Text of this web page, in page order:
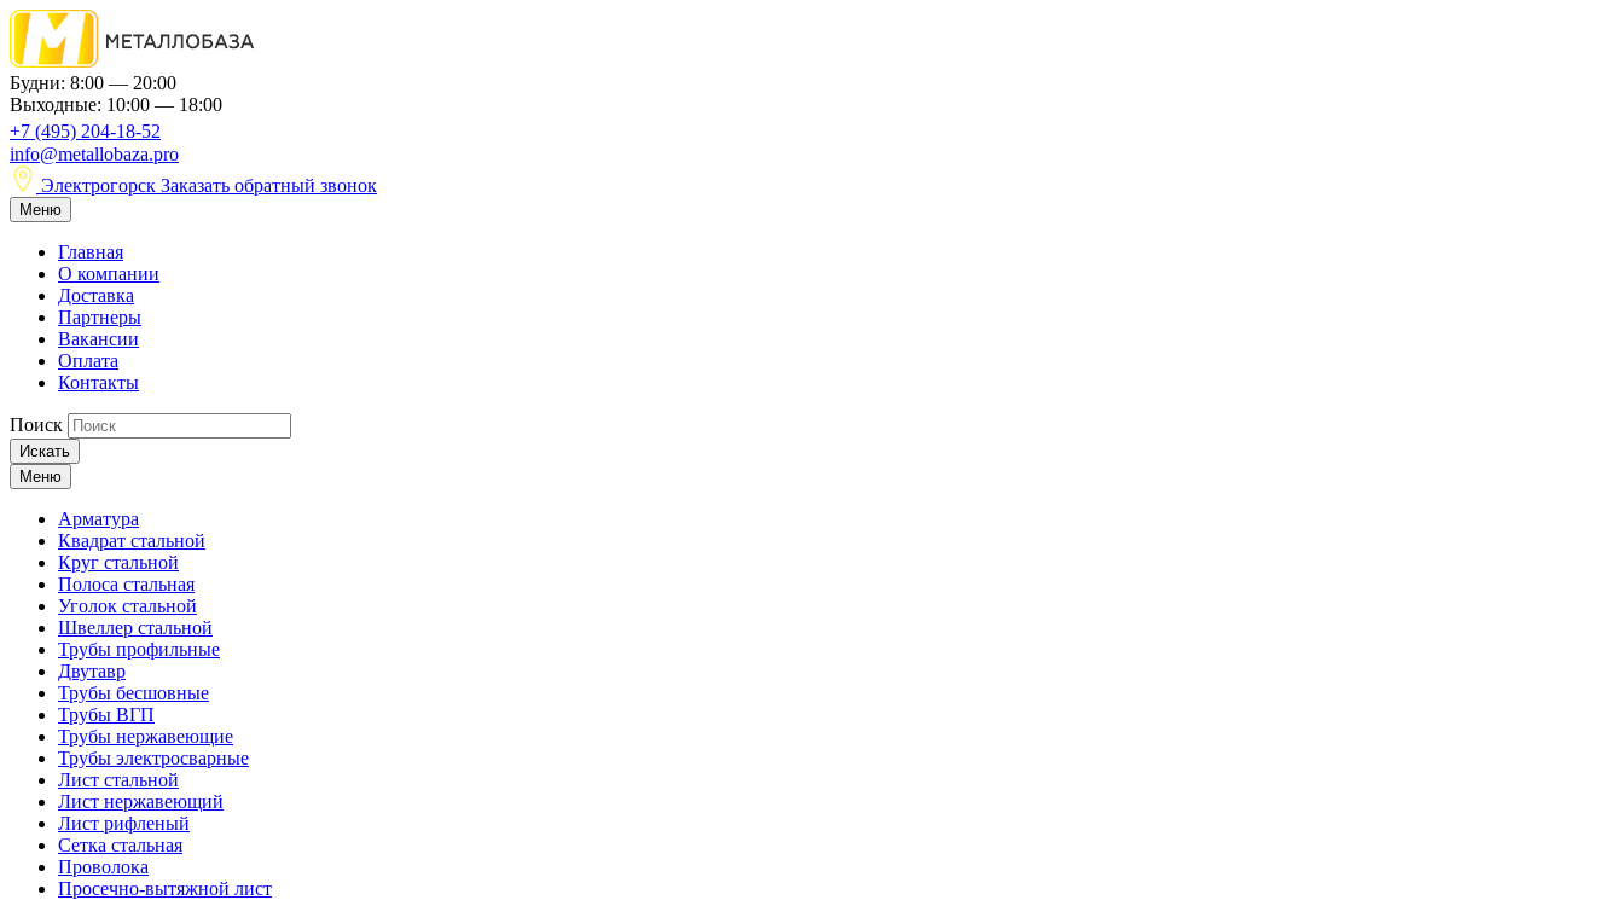
Будни: 8:00 — 20:00
Выходные: 10:00 — 18:00
+7 (495) 204-18-52
info@metallobaza.pro
Электрогорск Заказать обратный звонок
Меню
Главная
О компании
Доставка
Партнеры
Вакансии
Оплата
Контакты
Поиск
Искать
Меню
Арматура
Квадрат стальной
Круг стальной
Полоса стальная
Уголок стальной
Швеллер стальной
Трубы профильные
Двутавр
Трубы бесшовные
Трубы ВГП
Трубы нержавеющие
Трубы электросварные
Лист стальной
Лист нержавеющий
Лист рифленый
Сетка стальная
Проволока
Просечно-вытяжной лист